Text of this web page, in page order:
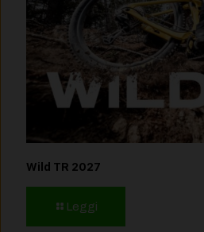
Wild TR 2027
Leggi